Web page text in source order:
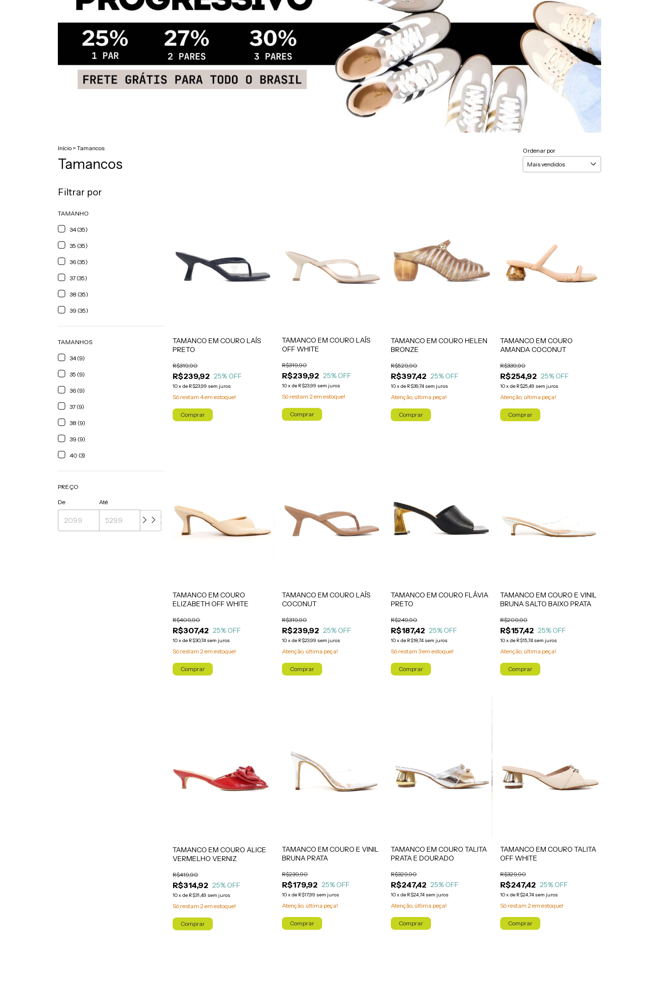
Início > Tamancos
Tamancos
Ordenar por
Filtrar por
TAMANHO
34 (35)
35 (35)
36 (35)
37 (35)
38 (35)
39 (35)
TAMANHOS
34 (9)
35 (9)
36 (9)
37 (9)
38 (9)
39 (9)
40 (3)
PREÇO
De Até
TAMANCO EM COURO LAÍS
PRETO
R$239,92
R$319,90
25% OFF
10xde R$23,99 sem juros
Só restam4em estoque!
Comprar
TAMANCO EM COURO LAÍS
OFF WHITE
R$239,92
R$319,90
25% OFF
10x de R$23,99 sem juros
Só restam 2em estoque!
Comprar
TAMANCO EM COURO HELEN
BRONZE
R$397,42
R$529,90
25% OFF
10xde R$39,74 sem juros
Atenção, última peça!
Comprar
TAMANCO EM COURO
AMANDA COCONUT
R$254,92
R$339,90
25% OFF
10x de R$25,49 sem juros
Atenção, última peça!
Comprar
TAMANCO EM COURO
ELIZABETH OFF WHITE
R$307,42
R$409,90
25% OFF
10xde R$30,74 sem juros
Só restam2em estoque!
Comprar
TAMANCO EM COURO LAÍS
COCONUT
R$239,92
R$319,90
25% OFF
10x de R$23,99 sem juros
Atenção, última peça!
Comprar
TAMANCO EM COURO FLÁVIA
PRETO
R$187,42
R$249,90
25% OFF
10xde R$18,74 sem juros
Só restam3em estoque!
Comprar
TAMANCO EM COURO E VINIL
BRUNA SALTO BAIXO PRATA
R$157,42
R$209,90
25% OFF
10x de R$15,74 sem juros
Atenção, última peça!
Comprar
TAMANCO EM COURO ALICE
VERMELHO VERNIZ
R$314,92
R$419,90
25% OFF
10xde R$31,49 sem juros
Só restam2 em estoque!
Comprar
TAMANCO EM COURO E VINIL
BRUNA PRATA
R$179,92
R$239,90
25% OFF
10x de R$17,99 sem juros
Atenção, última peça!
Comprar
TAMANCO EM COURO TALITA
PRATA E DOURADO
R$247,42
R$329,90
25% OFF
10xde R$24,74 sem juros
Atenção, última peça!
Comprar
TAMANCO EM COURO TALITA
OFF WHITE
R$247,42
R$329,90
25% OFF
10x de R$24,74 sem juros
Só restam 2em estoque!
Comprar